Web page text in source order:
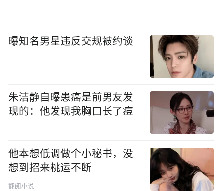
曝知名男星违反交规被约谈
朱洁静自曝患癌是前男友发
现的：他发现我胸口长了痘
他本想低调做个小秘书，没
想到招来桃运不断
翻阅小说